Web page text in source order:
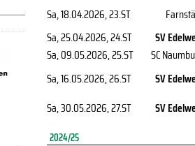
Sa, 18.04.2026, 23.ST
Sa, 25.04.2026, 24.ST
SV
Sa, 09.05.2026, 25.ST
SC
Sa, 16.05.2026, 26.ST
SV
Sa, 30.05.2026, 27.ST SV
2024/25